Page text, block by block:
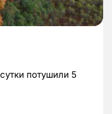
потушили 5